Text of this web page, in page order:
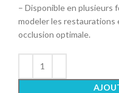
– Disponible en plusieurs
modeler les restaurations
occlusion optimale.